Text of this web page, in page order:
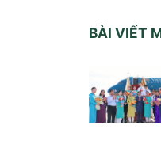
BÀI VIẾT